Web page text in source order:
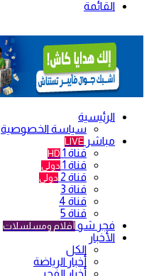
القائمة
الرئيسية
سياسة الخصوصية
مباشر LIVE
قناة 1 HD
قناة 1 دولي
قناة 2 دولي
قناة 3
قناة 4
قناة 5
فجر شو أفلام ومسلسلات
الأخبار
الكل
أخبار الرياضة